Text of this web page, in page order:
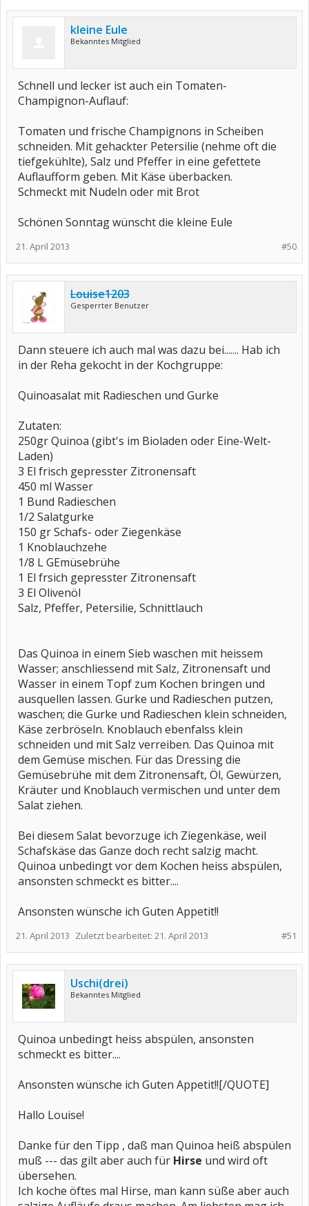
kleine Eule
Bekanntes Mitglied
Schnell und lecker ist auch ein Tomaten-
Champignon-Auflauf:
Tomaten und frische Champignons in Scheiben
schneiden. Mit gehackter Petersilie (nehme oft die
tiefgekühlte), Salz und Pfeffer in eine gefettete
Auflaufform geben. Mit Käse überbacken.
Schmeckt mit Nudeln oder mit Brot
Schönen Sonntag wünscht die kleine Eule
#50
21. April 2013
Louise1203
Gesperrter Benutzer
Dann steuere ich auch mal was dazu bei....... Hab ich
in der Reha gekocht in der Kochgruppe:
Quinoasalat mit Radieschen und Gurke
Zutaten:
250gr Quinoa (gibt's im Bioladen oder Eine-Welt-
Laden)
3 El frisch gepresster Zitronensaft
450 ml Wasser
1 Bund Radieschen
1/2 Salatgurke
150 gr Schafs- oder Ziegenkäse
1 Knoblauchzehe
1/8 L GEmüsebrühe
1 El frsich gepresster Zitronensaft
3 El Olivenöl
Salz, Pfeffer, Petersilie, Schnittlauch
Das Quinoa in einem Sieb waschen mit heissem
Wasser; anschliessend mit Salz, Zitronensaft und
Wasser in einem Topf zum Kochen bringen und
ausquellen lassen. Gurke und Radieschen putzen,
waschen; die Gurke und Radieschen klein schneiden,
Käse zerbröseln. Knoblauch ebenfalss klein
schneiden und mit Salz verreiben. Das Quinoa mit
dem Gemüse mischen. Für das Dressing die
Gemüsebrühe mit dem Zitronensaft, Öl, Gewürzen,
Kräuter und Knoblauch vermischen und unter dem
Salat ziehen.
Bei diesem Salat bevorzuge ich Ziegenkäse, weil
Schafskäse das Ganze doch recht salzig macht.
Quinoa unbedingt vor dem Kochen heiss abspülen,
ansonsten schmeckt es bitter....
Ansonsten wünsche ich Guten Appetit!!
#51
21. April 2013 Zuletzt bearbeitet: 21. April 2013
Uschi(drei)
Bekanntes Mitglied
Quinoa unbedingt heiss abspülen, ansonsten
schmeckt es bitter....
Ansonsten wünsche ich Guten Appetit!![/QUOTE]
Hallo Louise!
Danke für den Tipp , daß man Quinoa heiß abspülen
muß --- das gilt aber auch für Hirse und wird oft
übersehen.
Ich koche öftes mal Hirse, man kann süße aber auch